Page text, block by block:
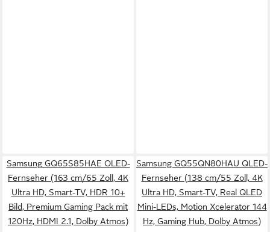
Samsung GQ65S85HAE OLED-
Fernseher (163 cm/65 Zoll, 4K
Ultra HD, Smart-TV, HDR 10+
Bild, Premium Gaming Pack mit
120Hz, HDMI 2.1, Dolby Atmos)
Samsung GQ55QN80HAU QLED-
Fernseher (138 cm/55 Zoll, 4K
Ultra HD, Smart-TV, Real QLED
Mini-LEDs, Motion Xcelerator 144
Hz, Gaming Hub, Dolby Atmos)